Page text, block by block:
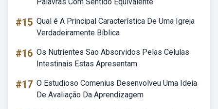
#15 Qual é A Principal Característica De Uma Igreja
Verdadeiramente Bíblica
#16 Os Nutrientes Sao Absorvidos Pelas Celulas
Intestinais Estas Apresentam
#17 O Estudioso Comenius Desenvolveu Uma Ideia
De Avaliação Da Aprendizagem